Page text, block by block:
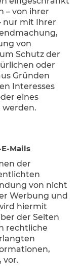
– von ihrer
nur mit Ihrer
von
Schutz der
oder
Gründen
Interesses
eines
Mails
der
von nicht
Werbung und
hiermit
der Seiten
rechtliche
vor.